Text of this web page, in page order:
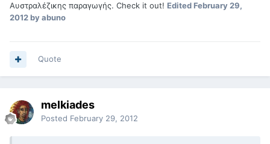
Αυστραλέζικης παραγωγής. Check it out! EditedFebruary 29,
2012by abuno
Quote
melkiades
Posted February 29, 2012